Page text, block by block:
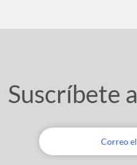
Suscríbete a